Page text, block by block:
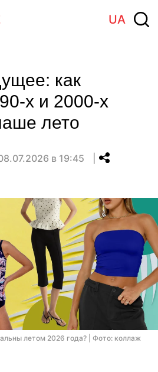
UA
как
х и 2000-х
лето
в 19:45
летом 2026 года? | Фото: коллаж